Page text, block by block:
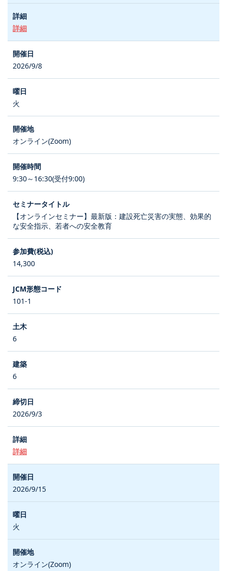
詳細
2026/9/8
火
オンライン(Zoom)
9:30～16:30(受付9:00)
【オンラインセミナー】最新版：建設死亡災害の実態、効果的
な安全指示、若者への安全教育
14,300
101-1
6
6
2026/9/3
詳細
2026/9/15
火
オンライン(Zoom)